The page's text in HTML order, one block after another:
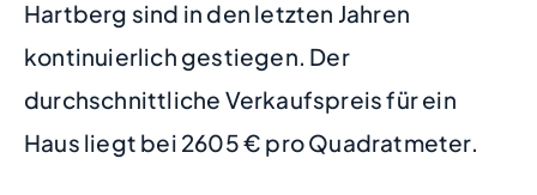
Hartberg sind in den letzten Jahren
kontinuierlich gestiegen. Der
durchschnittliche Verkaufspreis für ein
Haus liegt bei 2605 € pro Quadratmeter.